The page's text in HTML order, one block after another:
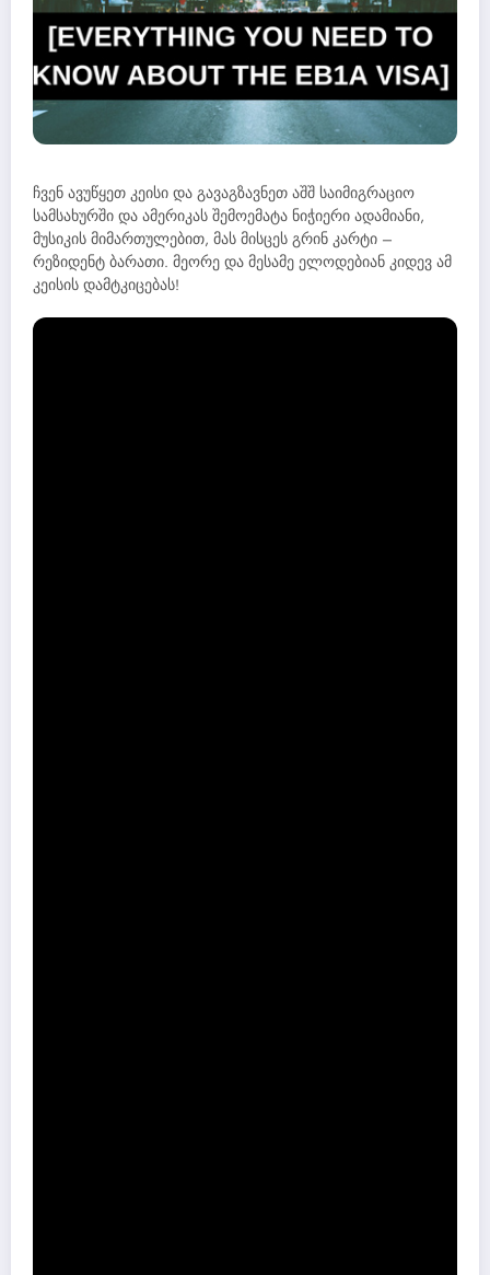
ჩვენ ავუწყეთ კეისი და გავაგზავნეთ აშშ საიმიგრაციო
სამსახურში და ამერიკას შემოემატა ნიჭიერი ადამიანი,
მუსიკის მიმართულებით, მას მისცეს გრინ კარტი –
რეზიდენტ ბარათი. მეორე და მესამე ელოდებიან კიდევ ამ
კეისის დამტკიცებას!